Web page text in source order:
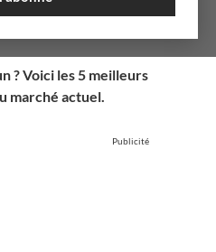
|
? Voici les 5 meilleurs
marché actuel.
Publicité